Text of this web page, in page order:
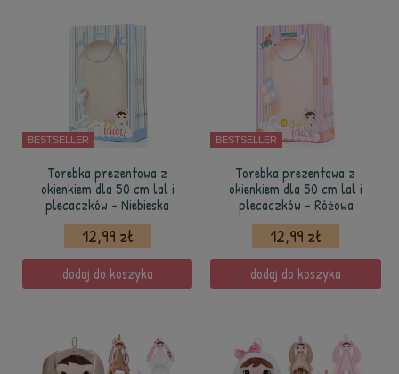
BESTSELLER
Torebka prezentowa z
okienkiem dla 50 cm lal i
plecaczków - Niebieska
12,99 zł
dodaj do koszyka
BESTSELLER
Torebka prezentowa z
okienkiem dla 50 cm lal i
plecaczków - Różowa
12,99 zł
dodaj do koszyka